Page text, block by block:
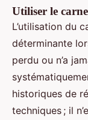
Utiliser le
L’utilisation du
déterminante
perdu ou n’a
historiques de
techniques ; il